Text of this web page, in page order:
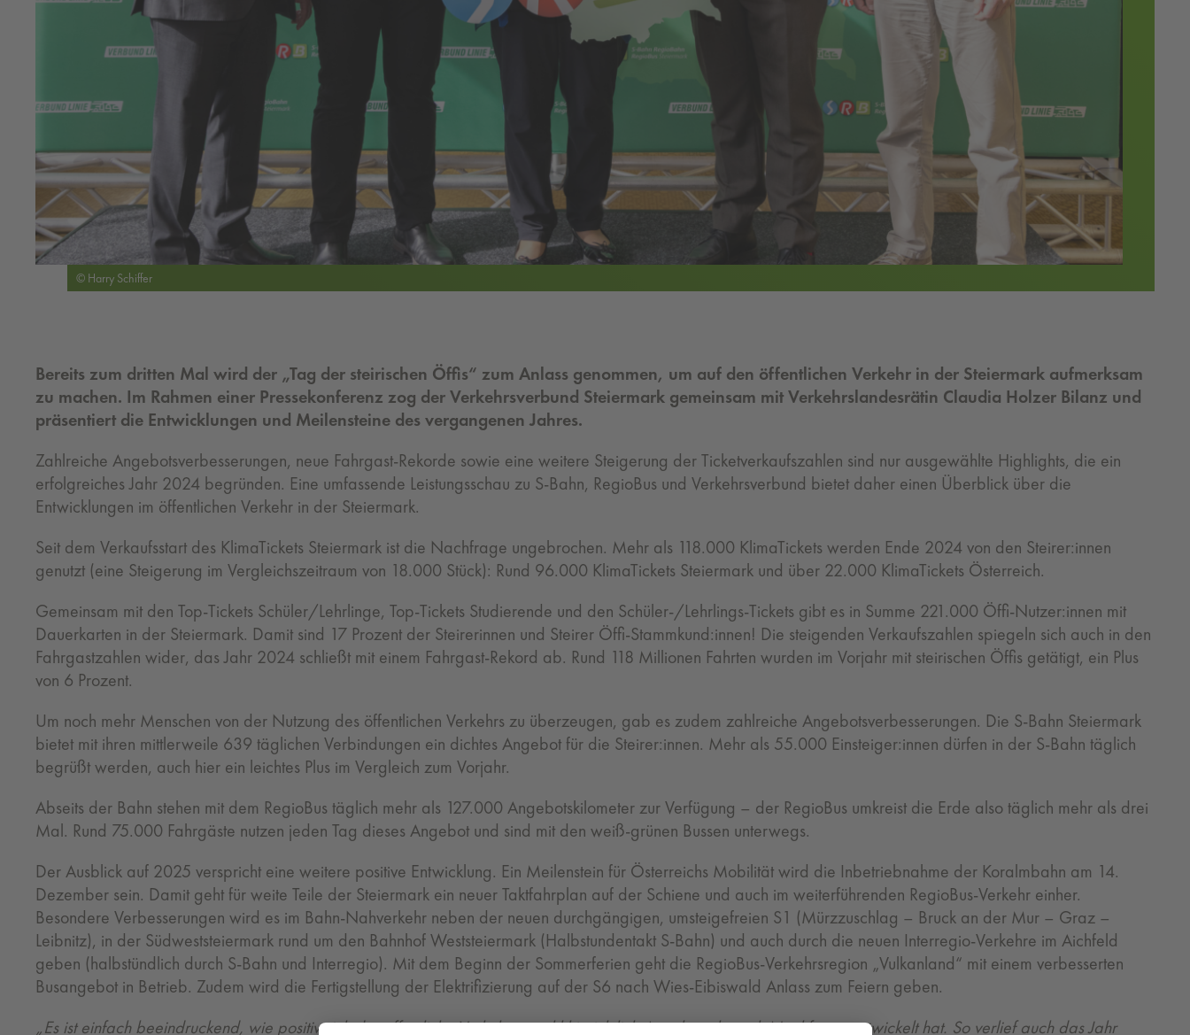
© Harry Schiffer
Bereits zum dritten Mal wird der „Tag der steirischen Öffis“ zum Anlass genommen, um auf den öffentlichen Verkehr in der Steiermark aufmerksam
zu machen. Im Rahmen einer Pressekonferenz zog der Verkehrsverbund Steiermark gemeinsam mit Verkehrslandesrätin Claudia Holzer Bilanz und
präsentiert die Entwicklungen und Meilensteine des vergangenen Jahres.
Zahlreiche Angebotsverbesserungen, neue Fahrgast-Rekorde sowie eine weitere Steigerung der Ticketverkaufszahlen sind nur ausgewählte Highlights, die ein
erfolgreiches Jahr 2024 begründen. Eine umfassende Leistungsschau zu S-Bahn, RegioBus und Verkehrsverbund bietet daher einen Überblick über die
Entwicklungen im öffentlichen Verkehr in der Steiermark.
Seit dem Verkaufsstart des KlimaTickets Steiermark ist die Nachfrage ungebrochen. Mehr als 118.000 KlimaTickets werden Ende 2024 von den Steirer:innen
genutzt (eine Steigerung im Vergleichszeitraum von 18.000 Stück): Rund 96.000 KlimaTickets Steiermark und über 22.000 KlimaTickets Österreich.
Gemeinsam mit den Top-Tickets Schüler/Lehrlinge, Top-Tickets Studierende und den Schüler-/Lehrlings-Tickets gibt es in Summe 221.000 Öffi-Nutzer:innen mit
Dauerkarten in der Steiermark. Damit sind 17 Prozent der Steirerinnen und Steirer Öffi-Stammkund:innen! Die steigenden Verkaufszahlen spiegeln sich auch in den
Fahrgastzahlen wider, das Jahr 2024 schließt mit einem Fahrgast-Rekord ab. Rund 118 Millionen Fahrten wurden im Vorjahr mit steirischen Öffis getätigt, ein Plus
von 6 Prozent.
Um noch mehr Menschen von der Nutzung des öffentlichen Verkehrs zu überzeugen, gab es zudem zahlreiche Angebotsverbesserungen. Die S-Bahn Steiermark
bietet mit ihren mittlerweile 639 täglichen Verbindungen ein dichtes Angebot für die Steirer:innen. Mehr als 55.000 Einsteiger:innen dürfen in der S-Bahn täglich
begrüßt werden, auch hier ein leichtes Plus im Vergleich zum Vorjahr.
Abseits der Bahn stehen mit dem RegioBus täglich mehr als 127.000 Angebotskilometer zur Verfügung – der RegioBus umkreist die Erde also täglich mehr als drei
Mal. Rund 75.000 Fahrgäste nutzen jeden Tag dieses Angebot und sind mit den weiß-grünen Bussen unterwegs.
Der Ausblick auf 2025 verspricht eine weitere positive Entwicklung. Ein Meilenstein für Österreichs Mobilität wird die Inbetriebnahme der Koralmbahn am 14.
Dezember sein. Damit geht für weite Teile der Steiermark ein neuer Taktfahrplan auf der Schiene und auch im weiterführenden RegioBus-Verkehr einher.
Besondere Verbesserungen wird es im Bahn-Nahverkehr neben der neuen durchgängigen, umsteigefreien S1 (Mürzzuschlag – Bruck an der Mur – Graz –
Leibnitz), in der Südweststeiermark rund um den Bahnhof Weststeiermark (Halbstundentakt S-Bahn) und auch durch die neuen Interregio-Verkehre im Aichfeld
geben (halbstündlich durch S-Bahn und Interregio). Mit dem Beginn der Sommerferien geht die RegioBus-Verkehrsregion „Vulkanland“ mit einem verbesserten
Busangebot in Betrieb. Zudem wird die Fertigstellung der Elektrifizierung auf der S6 nach Wies-Eibiswald Anlass zum Feiern geben.
„Es ist einfach beeindruckend, wie positiv sich der öffentliche Verkehr sowohl hinsichtlich Angebot als auch Nachfrage entwickelt hat. So verlief auch das Jahr